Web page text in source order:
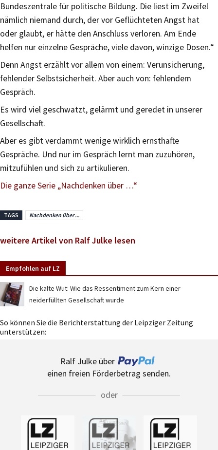
Bundeszentrale für politische Bildung. Die liest im Zweifel
nämlich niemand durch, der vor Geflüchteten Angst hat
oder glaubt, er hätte den Anschluss verloren. Am Ende
helfen nur einzelne Gespräche, viele davon, winzige Dosen.“
Denn Angst erzählt vor allem von einem: Verunsicherung,
fehlender Selbstsicherheit. Aber auch von: fehlendem
Gespräch.
Es wird viel geschwatzt, gelärmt und geredet in unserer
Gesellschaft.
Aber es gibt verdammt wenige wirklich ernsthafte
Gespräche. Und nur im Gespräch lernt man zuzuhören,
mitzufühlen und sich zu artikulieren.
Die ganze Serie „Nachdenken über …“
TAGS Nachdenken über ...
weitere Artikel von Ralf Julke lesen
Empfohlen auf LZ
Die kalte Wut: Wie das Ressentiment zum Kern einer
neiderfüllten Gesellschaft wurde
So können Sie die Berichterstattung der Leipziger Zeitung
unterstützen:
Ralf Julke über
einen freien Förderbetrag senden.
oder